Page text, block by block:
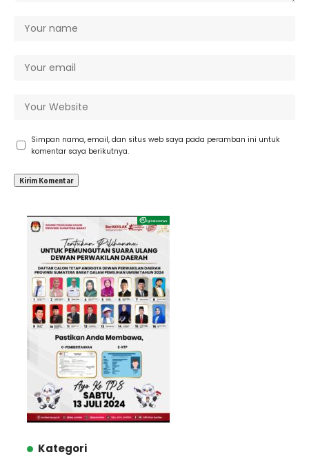
Simpan nama, email, dan situs web saya pada peramban ini untuk
komentar saya berikutnya.
Kategori